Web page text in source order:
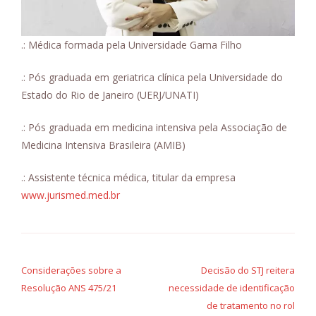
.: Médica formada pela Universidade Gama Filho
.: Pós graduada em geriatrica clínica pela Universidade do
Estado do Rio de Janeiro (UERJ/UNATI)
.: Pós graduada em medicina intensiva pela Associação de
Medicina Intensiva Brasileira (AMIB)
.: Assistente técnica médica, titular da empresa
www.jurismed.med.br
de
Post
Considerações sobre a
Resolução ANS 475/21
Decisão do STJ reitera
necessidade de identificação
de tratamento no rol